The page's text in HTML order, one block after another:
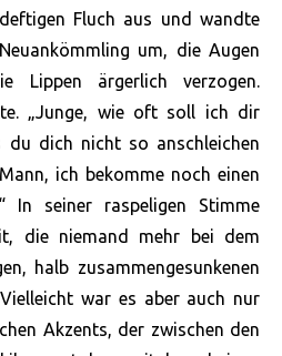
Fluch aus und wandte
um, die Augen
Lippen ärgerlich verzogen.
„Junge, wie oft soll ich dir
du dich nicht so anschleichen
ich bekomme noch einen
In seiner raspeligen Stimme
die niemand mehr bei dem
halb zusammengesunkenen
war es aber auch nur
Akzents, der zwischen den